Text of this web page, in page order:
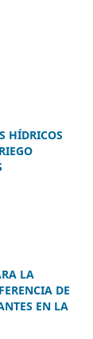
HÍDRICOS
LA
DE
EN LA